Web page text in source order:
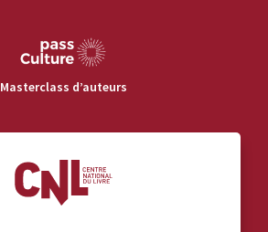
Masterclass d’auteurs